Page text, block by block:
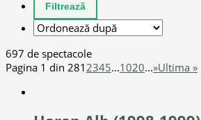
697 de spectacole
Pagina 1 din 281 2345...1020...»Ultima »